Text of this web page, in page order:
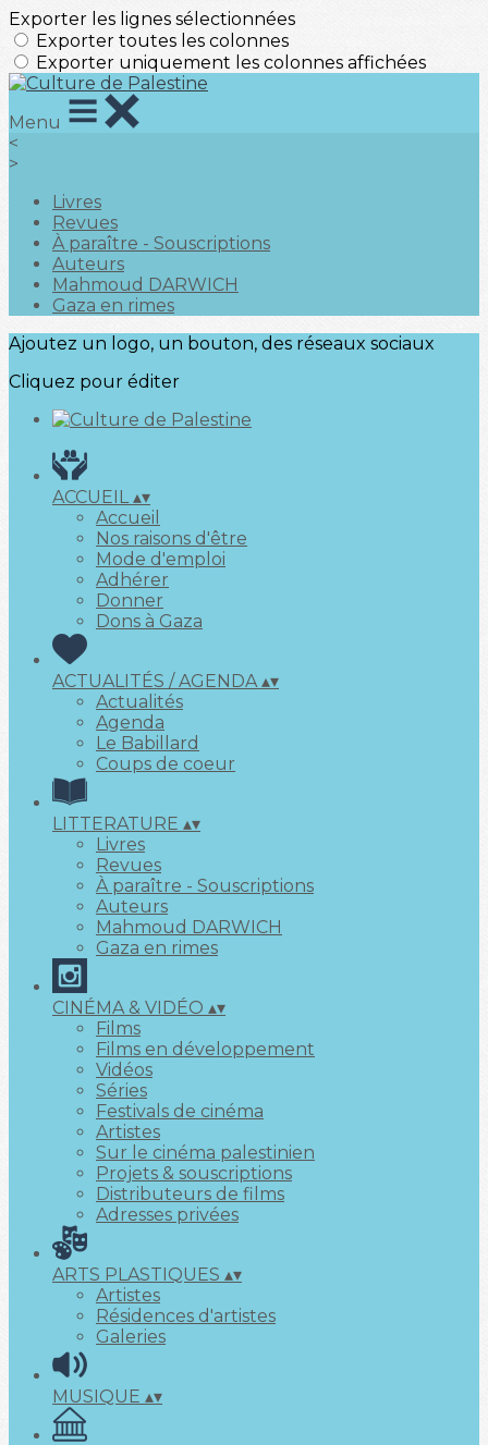
Exporter les lignes sélectionnées
Exporter toutes les colonnes
Exporter uniquement les colonnes affichées
Menu
<
>
Livres
Revues
À paraître - Souscriptions
Auteurs
Mahmoud DARWICH
Gaza en rimes
Ajoutez un logo, un bouton, des réseaux sociaux
Cliquez pour éditer
ACCUEIL▴▾
Accueil
Nos raisons d'être
Mode d'emploi
Adhérer
Donner
Dons à Gaza
ACTUALITÉS / AGENDA▴▾
Actualités
Agenda
Le Babillard
Coups de coeur
LITTERATURE ▴▾
Livres
Revues
À paraître - Souscriptions
Auteurs
Mahmoud DARWICH
Gaza en rimes
CINÉMA & VIDÉO ▴▾
Films
Films en développement
Vidéos
Séries
Festivals de cinéma
Artistes
Sur le cinéma palestinien
Projets & souscriptions
Distributeurs de films
Adresses privées
ARTS PLASTIQUES ▴▾
Artistes
Résidences d'artistes
Galeries
MUSIQUE ▴▾